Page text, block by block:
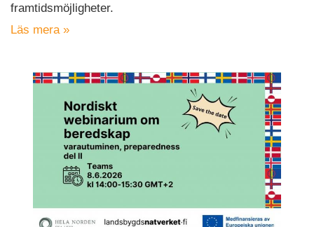
framtidsmöjligheter.
Läs mera »